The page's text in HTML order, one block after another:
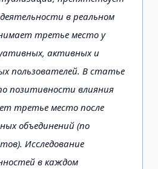
в реальном
третье место у
активных и
пользователей. В статье
позитивности влияния
третье место после
объединений (по
Исследование
в каждом